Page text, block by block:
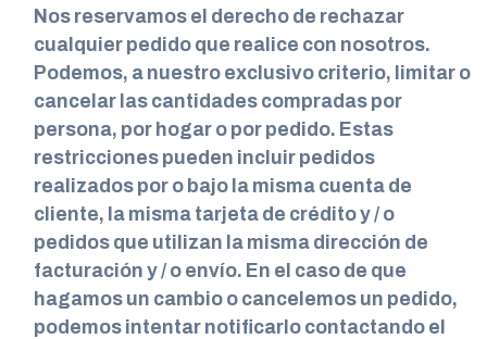
Nos reservamos el derecho de rechazar
cualquier pedido que realice con nosotros.
Podemos, a nuestro exclusivo criterio, limitar o
cancelar las cantidades compradas por
persona, por hogar o por pedido. Estas
restricciones pueden incluir pedidos
realizados por o bajo la misma cuenta de
cliente, la misma tarjeta de crédito y / o
pedidos que utilizan la misma dirección de
facturación y / o envío. En el caso de que
hagamos un cambio o cancelemos un pedido,
podemos intentar notificarlo contactando el